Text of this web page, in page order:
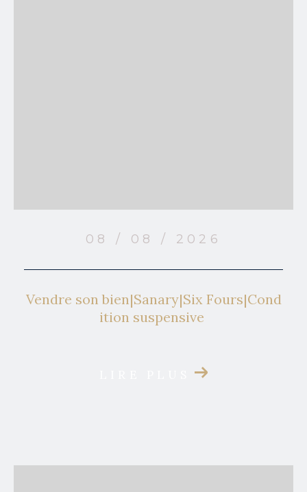
08 / 08 / 2026
Vendre son bien|Sanary|Six Fours|Cond
ition suspensive